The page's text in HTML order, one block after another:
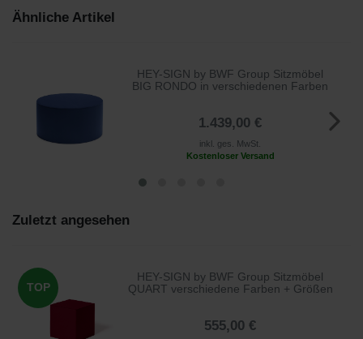
Ähnliche Artikel
HEY-SIGN by BWF Group Sitzmöbel
BIG RONDO in verschiedenen Farben
1.439,00 €
inkl. ges. MwSt.
Kostenloser Versand
Zuletzt angesehen
TOP
HEY-SIGN by BWF Group Sitzmöbel
QUART verschiedene Farben + Größen
555,00 €